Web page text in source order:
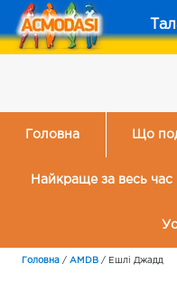
Головна Що
Найкраще за весь час
Головна / AMDB / Ешлі Джадд